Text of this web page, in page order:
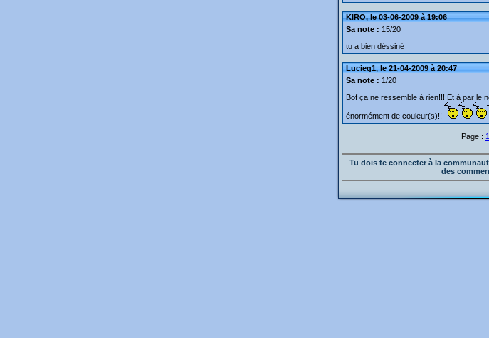
KIRO, le 03-06-2009 à 19:06
Sa note : 15/20
tu a bien déssiné
Lucieg1, le 21-04-2009 à 20:47
Sa note : 1/20
Bof ça ne ressemble à rien!!! Et à par le
énormément de couleur(s)!!
Page : 1
Tu dois te connecter à la
des